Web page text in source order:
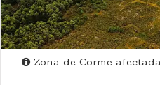
Zona de Corme